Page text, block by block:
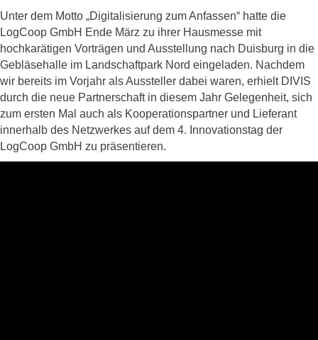
Unter dem Motto „Digitalisierung zum Anfassen“ hatte die
LogCoop GmbH Ende März zu ihrer Hausmesse mit
hochkarätigen Vorträgen und Ausstellung nach Duisburg in die
Gebläsehalle im Landschaftpark Nord eingeladen. Nachdem
wir bereits im Vorjahr als Aussteller dabei waren, erhielt DIVIS
durch die neue Partnerschaft in diesem Jahr Gelegenheit, sich
zum ersten Mal auch als Kooperationspartner und Lieferant
innerhalb des Netzwerkes auf dem 4. Innovationstag der
LogCoop GmbH zu präsentieren.